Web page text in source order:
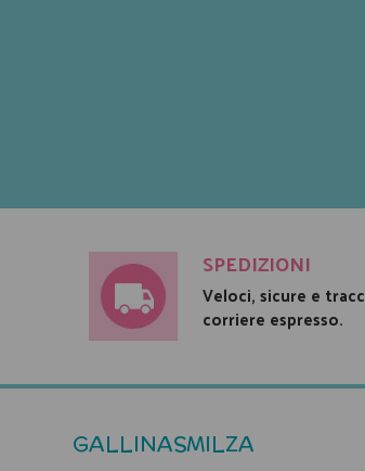
SPEDIZIONI
Veloci, sicure e
corriere espresso.
GALLINASMILZA